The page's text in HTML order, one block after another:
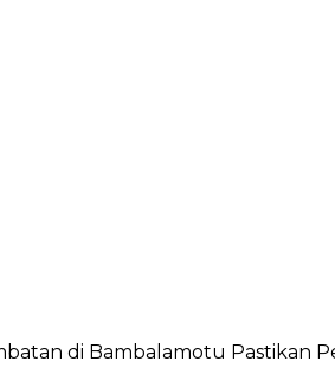
di Bambalamotu Pastikan